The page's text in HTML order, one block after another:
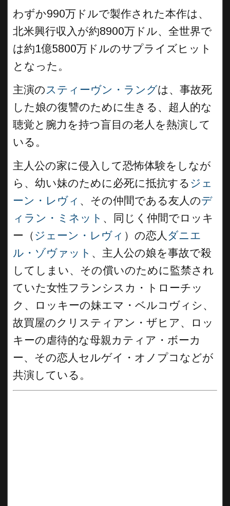
わずか990万ドルで製作された本作は、
北米興行収入が約8900万ドル、全世界で
は約1億5800万ドルのサプライズヒット
となった。
主演のスティーヴン・ラングは、事故死
した娘の復讐のために生きる、超人的な
聴覚と腕力を持つ盲目の老人を熱演して
いる。
主人公の家に侵入して恐怖体験をしなが
ら、幼い妹のために必死に抵抗する ジェ
ーン・レヴィ 、その仲間である友人のデ
ィラン・ミネット 、同じく仲間でロッキ
ー（ ジェーン・レヴィ ）の恋人 ダニエ
ル・ゾヴァット 、主人公の娘を事故で殺
してしまい、その償いのために監禁され
ていた女性フランシスカ・トローチッ
ク、ロッキーの妹エマ・ベルコヴィシ、
故買屋のクリスティアン・ザヒア、ロッ
キーの虐待的な母親カティア・ボーカ
ー、その恋人セルゲイ・オノプコなどが
共演している。